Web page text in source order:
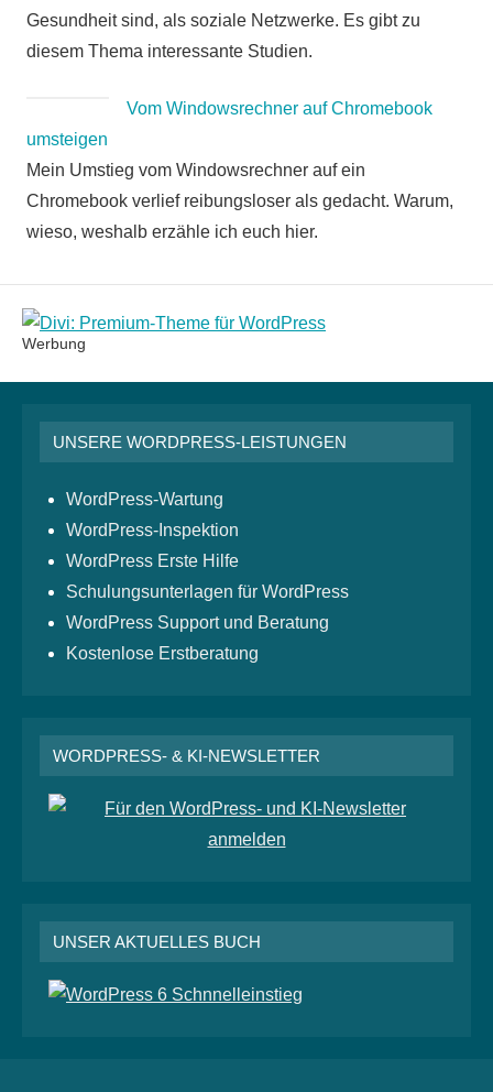
Gesundheit sind, als soziale Netzwerke. Es gibt zu
diesem Thema interessante Studien.
Vom Windowsrechner auf Chromebook
umsteigen
Mein Umstieg vom Windowsrechner auf ein
Chromebook verlief reibungsloser als gedacht. Warum,
wieso, weshalb erzähle ich euch hier.
Werbung
UNSERE WORDPRESS-LEISTUNGEN
WordPress-Wartung
WordPress-Inspektion
WordPress Erste Hilfe
Schulungsunterlagen für WordPress
WordPress Support und Beratung
Kostenlose Erstberatung
WORDPRESS- & KI-NEWSLETTER
UNSER AKTUELLES BUCH